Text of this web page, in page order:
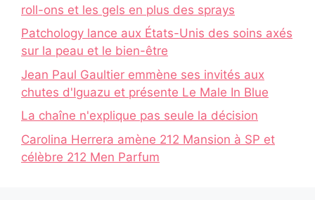
roll-ons et les gels en plus des sprays
Patchology lance aux États-Unis des soins axés
sur la peau et le bien-être
Jean Paul Gaultier emmène ses invités aux
chutes d'Iguazu et présente Le Male In Blue
La chaîne n'explique pas seule la décision
Carolina Herrera amène 212 Mansion à SP et
célèbre 212 Men Parfum